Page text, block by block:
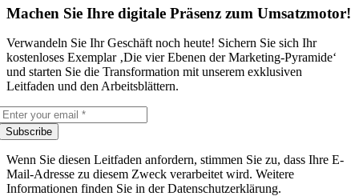
Machen Sie Ihre digitale Präsenz zum Umsatzmotor!
Verwandeln Sie Ihr Geschäft noch heute! Sichern Sie sich Ihr
kostenloses Exemplar ‚Die vier Ebenen der Marketing-Pyramide‘
und starten Sie die Transformation mit unserem exklusiven
Leitfaden und den Arbeitsblättern.
Subscribe
Wenn Sie diesen Leitfaden anfordern, stimmen Sie zu, dass Ihre E-
Mail-Adresse zu diesem Zweck verarbeitet wird. Weitere
Informationen finden Sie in der Datenschutzerklärung.